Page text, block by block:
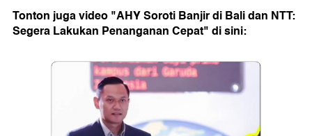
Tonton juga video "AHY Soroti Banjir di Bali dan NTT:
Segera Lakukan Penanganan Cepat" di sini: